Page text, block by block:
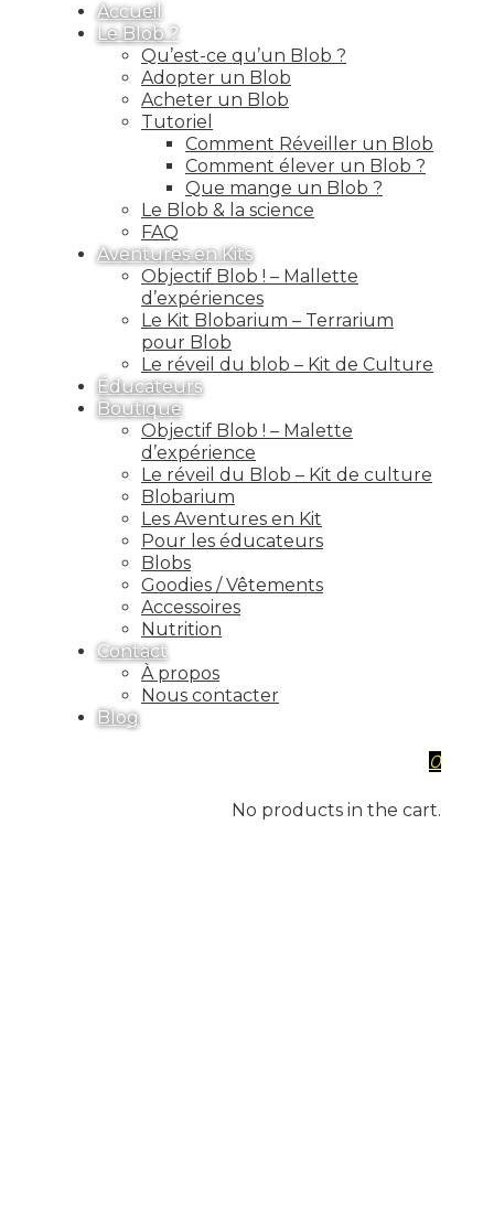
Accueil
Le Blob ?
Qu’est-ce qu’un Blob ?
Adopter un Blob
Acheter un Blob
Tutoriel
Comment Réveiller un Blob
Comment élever un Blob ?
Que mange un Blob ?
Le Blob & la science
FAQ
Aventures en Kits
Objectif Blob ! – Mallette
d’expériences
Le Kit Blobarium – Terrarium
pour Blob
Le réveil du blob – Kit de Culture
Éducateurs
Boutique
Objectif Blob ! – Malette
d’expérience
Le réveil du Blob – Kit de culture
Blobarium
Les Aventures en Kit
Pour les éducateurs
Blobs
Goodies / Vêtements
Accessoires
Nutrition
Contact
À propos
Nous contacter
Blog
0
No products in the cart.